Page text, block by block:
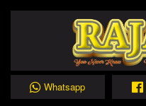
Whatsapp